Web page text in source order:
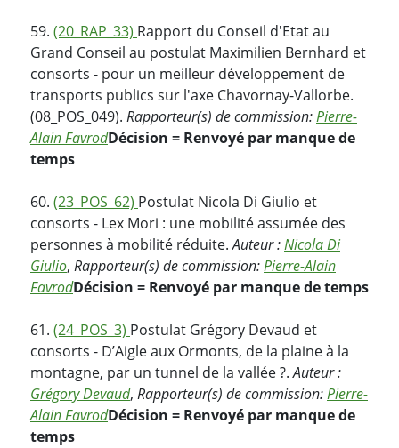
59. (20_RAP_33) Rapport du Conseil d'Etat au
Grand Conseil au postulat Maximilien Bernhard et
consorts - pour un meilleur développement de
transports publics sur l'axe Chavornay-Vallorbe.
(08_POS_049). Rapporteur(s) de commission:Pierre-
Alain FavrodDécision = Renvoyé par manque de
temps
60. (23_POS_62) Postulat Nicola Di Giulio et
consorts - Lex Mori : une mobilité assumée des
personnes à mobilité réduite.Auteur :Nicola Di
Giulio, Rapporteur(s) de commission:Pierre-Alain
FavrodDécision = Renvoyé par manque de temps
61. (24_POS_3) Postulat Grégory Devaud et
consorts - D’Aigle aux Ormonts, de la plaine à la
montagne, par un tunnel de la vallée ?.Auteur :
Grégory Devaud, Rapporteur(s) de commission:Pierre-
Alain FavrodDécision = Renvoyé par manque de
temps